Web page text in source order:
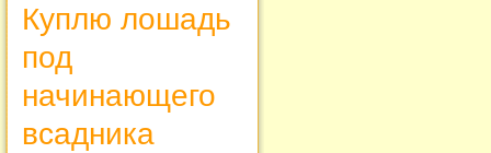
Куплю лошадь
под
начинающего
всадника